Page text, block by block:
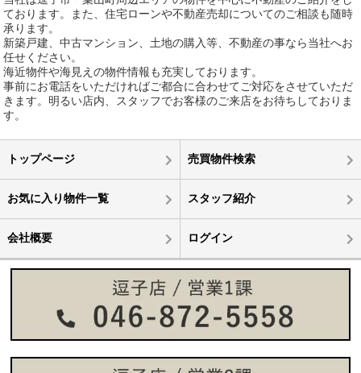
ております。また、住宅ローンや不動産売却についてのご相談も随時
承ります。
新築戸建、中古マンション、土地の購入等、不動産の事なら当社へお
任せください。
海近物件や海見えの物件情報も充実しております。
事前にお電話をいただければご都合に合わせてご対応をさせていただ
きます。明るい店内、スタッフでお客様のご来店をお待ちしておりま
す。
トップページ 売買物件検索
お気に入り物件一覧 スタッフ紹介
会社概要 ログイン